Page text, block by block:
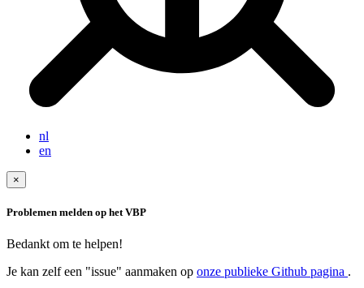
nl
en
×
Problemen melden op het VBP
Bedankt om te helpen!
Je kan zelf een "issue" aanmaken op onze publieke Github pagina .